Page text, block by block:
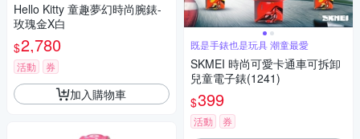
Hello Kitty 童趣夢幻時尚腕錶-
玫瑰金X白
$2,780
活動 券
加入購物車
既是手錶也是玩具 潮童最愛
SKMEI 時尚可愛卡通車可拆卸
兒童電子錶(1241)
$399
活動 券